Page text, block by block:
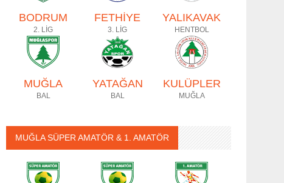
BODRUM
2. LİG
FETHİYE
3. LİG
YALIKAVAK
HENTBOL
MUĞLA
BAL
YATAĞAN
BAL
KULÜPLER
MUĞLA
MUĞLA SÜPER AMATÖR & 1. AMATÖR